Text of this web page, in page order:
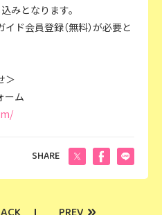
みとなります。
ド会員登録（無料）が必要と
＞
ーム
SHARE